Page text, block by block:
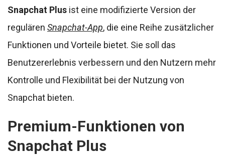
Snapchat Plus ist eine modifizierte Version der
regulären Snapchat-App, die eine Reihe zusätzlicher
Funktionen und Vorteile bietet. Sie soll das
Benutzererlebnis verbessern und den Nutzern mehr
Kontrolle und Flexibilität bei der Nutzung von
Snapchat bieten.
Premium-Funktionen von
Snapchat Plus